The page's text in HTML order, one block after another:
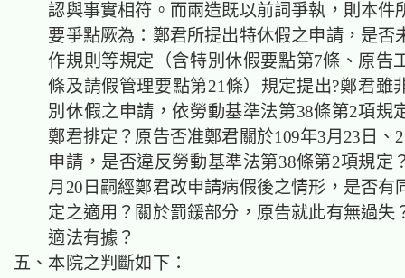
認與事實相符。而兩造既以前詞爭執，則本件
要爭點厥為：鄭君所提出特休假之申請，是否
作規則等規定（含特別休假要點第7條、原告
條及請假管理要點第21條）規定提出?鄭君雖
別休假之申請，依勞動基準法第38條第2項規
鄭君排定？原告否准鄭君關於109年3月23日、
申請，是否違反勞動基準法第38條第2項規定
月20日嗣經鄭君改申請病假後之情形，是否有
定之適用？關於罰鍰部分，原告就此有無過失
適法有據？
五、本院之判斷如下：